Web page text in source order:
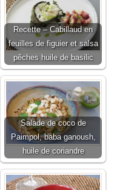
Recette – Cabillaud en
feuilles de figuier et salsa
pêches huile de basilic
Salade de coco de
Paimpol, baba ganoush,
huile de coriandre